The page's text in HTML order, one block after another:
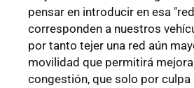
pensar en introducir en esa
corresponden a nuestros
por tanto tejer una red aún
movilidad que permitirá
congestión, que solo por culpa